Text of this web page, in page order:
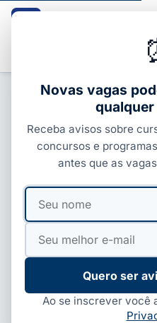
CURSOS TÉCNICOS
SC abre 3.235
técnicos
Novas vagas
Receba avisos sobre
concursos e
antes que as
Seu
nome
Seu
mail
Quero ser
Ao se inscrever você